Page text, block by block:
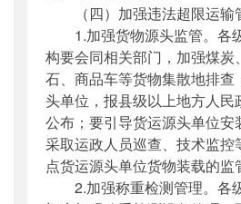
（四）加强违法超限运输
1.加强货物源头监管。各
构要会同相关部门，加强煤炭
石、商品车等货物集散地排查
头单位，报县级以上地方人民
公布；要引导货运源头单位安
采取运政人员巡查、技术监控
点货运源头单位货物装载的监
2.加强称重检测管理。各